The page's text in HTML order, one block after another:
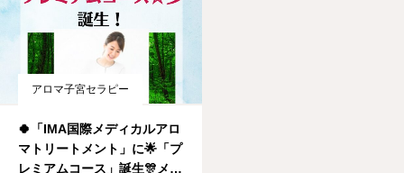
得スクール IMA国際メディ
カルアロマ協会
アロマ子宮セラピー
🍀「IMA国際メディカルアロ
マトリートメント」に🌟「プ
レミアムコース」誕生🎊メデ